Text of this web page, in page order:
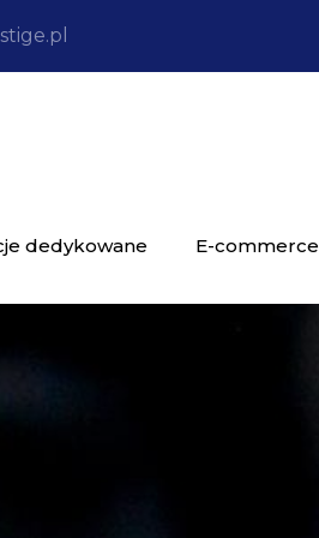
dedykowane E-commerce